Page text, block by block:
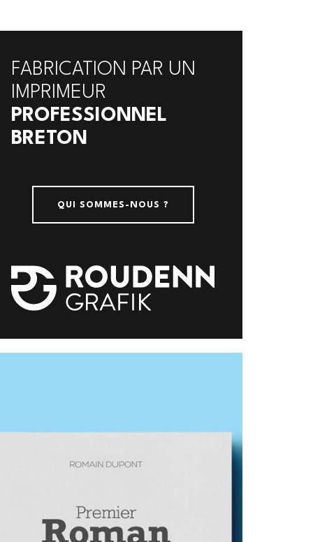
FABRICATION PAR UN
IMPRIMEUR
PROFESSIONNEL
BRETON
QUI SOMMES-NOUS ?